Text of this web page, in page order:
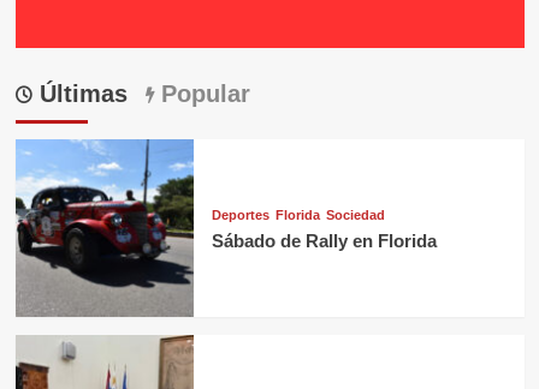
Últimas Popular
Deportes Florida Sociedad
Sábado de Rally en Florida